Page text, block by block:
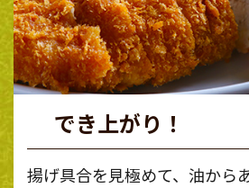
でき上がり！
揚げ具合を見極めて、油から